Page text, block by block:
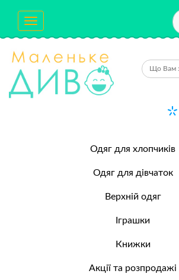
Toggle
Одяг для хлопчиків
Одяг для дівчаток
Верхній одяг
Іграшки
Книжки
Акції та розпродажі